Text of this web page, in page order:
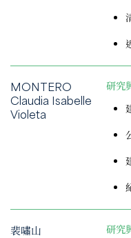
MONTERO
Claudia Isabelle
Violeta
研究
裴嘯山 研究